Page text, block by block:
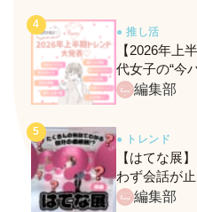
● 推し活
【2026年上
代女子の“今
ネクストバズ
編集部
● トレンド
【はてな展
わず会話が
てな展』に行
編集部